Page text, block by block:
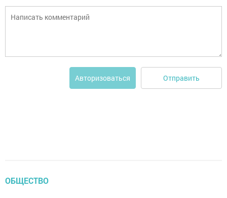
Авторизоваться Отправить
ОБЩЕСТВО